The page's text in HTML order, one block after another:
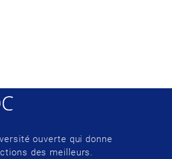
ouverte qui donne
des meilleurs.